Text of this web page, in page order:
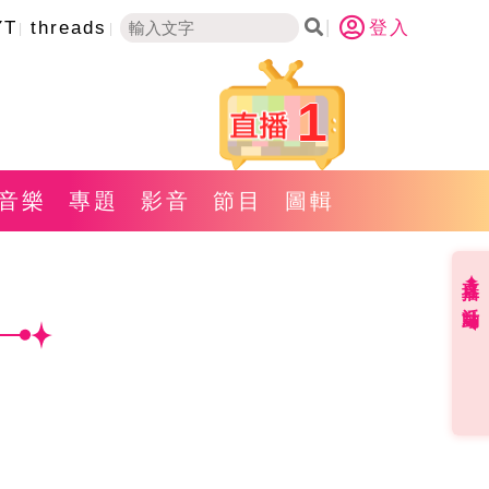
threads 登入
1
樂 專題 影音 節目 圖輯
直播✦活動